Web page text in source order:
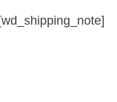
[wd_shipping_note]